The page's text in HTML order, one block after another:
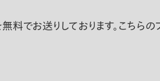
でお送りしております。こちら